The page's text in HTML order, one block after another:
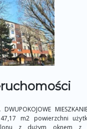
DWUPOKOJOWE
m2 powierzchni
z dużym oknem z